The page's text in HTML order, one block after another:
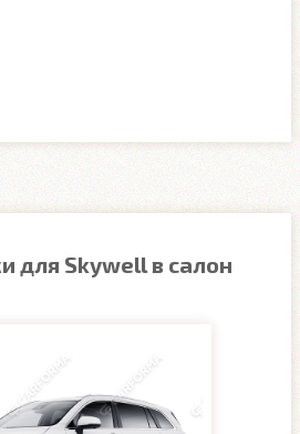
для Skywell в салон